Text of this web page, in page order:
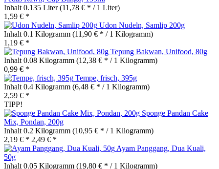
Inhalt 0.135 Liter(11,78 € * / 1 Liter)
1,59 € *
Udon Nudeln, Samlip 200g
Inhalt 0.1 Kilogramm (11,90 € * / 1 Kilogramm)
1,19 € *
Tepung Bakwan, Unifood, 80g
Inhalt 0.08 Kilogramm (12,38 € * / 1 Kilogramm)
0,99 € *
Tempe, frisch, 395g
Inhalt 0.4 Kilogramm (6,48 € * / 1 Kilogramm)
2,59 € *
TIPP!
Sponge Pandan Cake
Mix, Pondan, 200g
Inhalt 0.2 Kilogramm (10,95 € * / 1 Kilogramm)
2,19 € * 2,49 € *
Ayam Panggang, Dua Kuali,
50g
Inhalt 0.05 Kilogramm (19,80 € * / 1 Kilogramm)